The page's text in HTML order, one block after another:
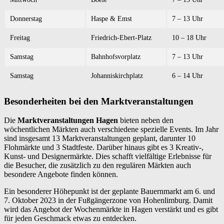
Donnerstag Haspe & Emst 7 – 13 Uhr
Freitag Friedrich-Ebert-Platz 10 – 18 Uhr
Samstag Bahnhofsvorplatz 7 – 13 Uhr
Samstag Johanniskirchplatz 6 – 14 Uhr
Besonderheiten bei den Marktveranstaltungen
Die Marktveranstaltungen Hagen bieten neben den
wöchentlichen Märkten auch verschiedene spezielle Events. Im Jahr
sind insgesamt 13 Marktveranstaltungen geplant, darunter 10
Flohmärkte und 3 Stadtfeste. Darüber hinaus gibt es 3 Kreativ-,
Kunst- und Designermärkte. Dies schafft vielfältige Erlebnisse für
die Besucher, die zusätzlich zu den regulären Märkten auch
besondere Angebote finden können.
Ein besonderer Höhepunkt ist der geplante Bauernmarkt am 6. und
7. Oktober 2023 in der Fußgängerzone von Hohenlimburg. Damit
wird das Angebot der Wochenmärkte in Hagen verstärkt und es gibt
für jeden Geschmack etwas zu entdecken.